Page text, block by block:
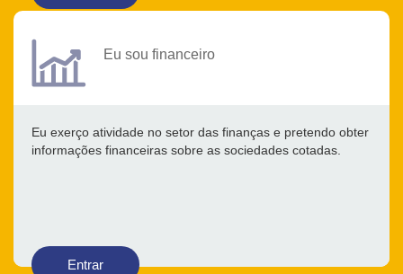
Eu sou financeiro
Eu exerço atividade no setor das finanças e pretendo obter
informações financeiras sobre as sociedades cotadas.
Entrar